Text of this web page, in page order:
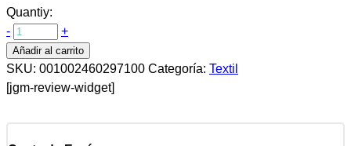
Quantiy:
-
+
Añadir al carrito
SKU: 001002460297100 Categoría: Textil
[jgm-review-widget]